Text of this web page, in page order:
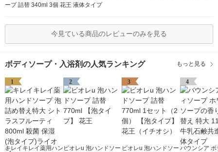
ープ 詰替 340ml 3個 花王 液体タイプ
今見ている商品のレビューのみを見る
ボディソープ・入浴剤の人気ランキング もっと見る
1
キレイキレイ薬用ハン
2
ビオレu 泡ハンドソー
3
ビオレu 泡ハンドソー
4
バウンシア ボ